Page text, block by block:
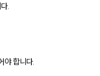
.
야 합니다.